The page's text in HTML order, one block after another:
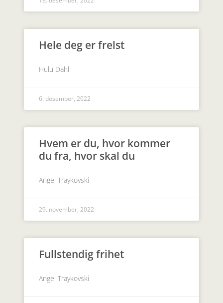
Hele deg er frelst
Hulu Dahl
6. desember, 2022
Hvem er du, hvor kommer
du fra, hvor skal du
Angel Traykovski
29. november, 2022
Fullstendig frihet
Angel Traykovski